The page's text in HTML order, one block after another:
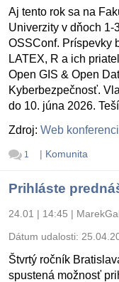
Aj tento rok sa na
Univerzity v dňoch
OSSConf. Príspevky
LATEX, R a ich
Open GIS & Open
Kyberbezpečnosť.
do 10. júna 2026.
Zdroj: Web
1 | Komunita
Prihláste
24.01 | 14:45 |
Dátum udalosti:
Štvrtý ročník
spustená možnosť